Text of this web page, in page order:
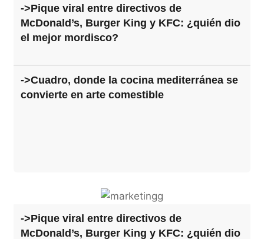
->Pique viral entre directivos de
McDonald’s, Burger King y KFC: ¿quién dio
el mejor mordisco?
->Cuadro, donde la cocina mediterránea se
convierte en arte comestible
->Pique viral entre directivos de
McDonald’s, Burger King y KFC: ¿quién dio